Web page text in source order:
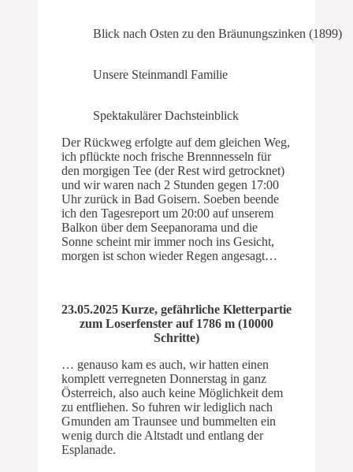
Blick nach Osten zu den Bräunungszinken (1899)
Unsere Steinmandl Familie
Spektakulärer Dachsteinblick
Der Rückweg erfolgte auf dem gleichen Weg,
ich pflückte noch frische Brennnesseln für
den morgigen Tee (der Rest wird getrocknet)
und wir waren nach 2 Stunden gegen 17:00
Uhr zurück in Bad Goisern. Soeben beende
ich den Tagesreport um 20:00 auf unserem
Balkon über dem Seepanorama und die
Sonne scheint mir immer noch ins Gesicht,
morgen ist schon wieder Regen angesagt…
23.05.2025 Kurze, gefährliche Kletterpartie
zum Loserfenster auf 1786 m (10000
Schritte)
… genauso kam es auch, wir hatten einen
komplett verregneten Donnerstag in ganz
Österreich, also auch keine Möglichkeit dem
zu entfliehen. So fuhren wir lediglich nach
Gmunden am Traunsee und bummelten ein
wenig durch die Altstadt und entlang der
Esplanade.